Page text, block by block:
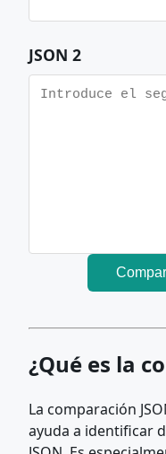
JSON 2
¿Qué es la
La comparación
ayuda a identificar